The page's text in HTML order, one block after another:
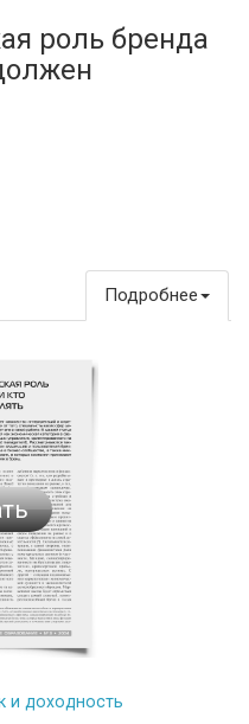
роль бренда
Подробнее
и доходность